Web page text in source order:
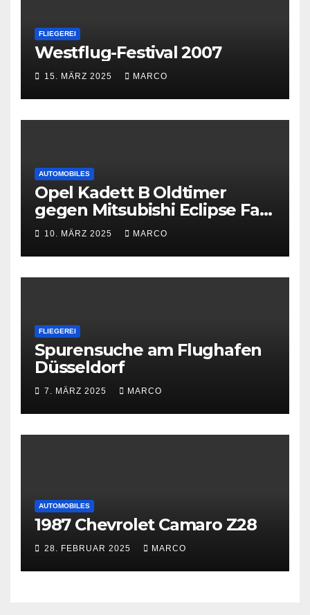
FLIEGEREI
Westflug-Festival 2007
15. MÄRZ 2025 MARCO
AUTOMOBILES
Opel Kadett B Oldtimer
gegen Mitsubishi Eclipse Fast
and Furious
10. MÄRZ 2025 MARCO
FLIEGEREI
Spurensuche am Flughafen
Düsseldorf
7. MÄRZ 2025 MARCO
AUTOMOBILES
1987 Chevrolet Camaro Z28
28. FEBRUAR 2025 MARCO